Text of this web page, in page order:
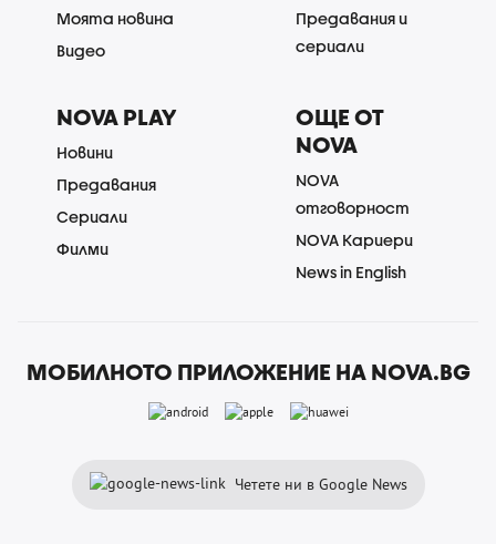
Моята новина
Видео
Предавания и
сериали
NOVA PLAY
Новини
Предавания
Сериали
Филми
ОЩЕ ОТ
NOVA
NOVA
отговорност
NOVA Кариери
News in English
МОБИЛНОТО ПРИЛОЖЕНИЕ НА NOVA.BG
Четете ни в Google News